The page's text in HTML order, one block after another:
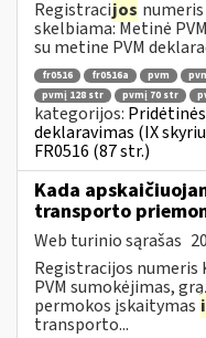
Registracijos
skelbiama: Metinė
su metine PVM
fr0516 fr0516a pvm
pvmį 128 str
pvmį 70 str
kategorijos:
deklaravimas (IX
FR0516 (87 str.)
Kada
transporto
Web turinio sąrašas
Registracijos numeris
PVM sumokėjimas,
permokos įskaitymas
transporto...